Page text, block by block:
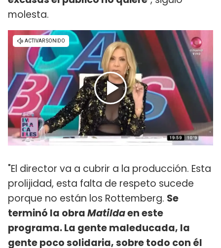
molesta.
"El director va a cubrir a la producción. Esta
prolijidad, esta falta de respeto sucede
porque no están los Rottemberg. Se
terminó la obraMatildaen este
programa. La gente maleducada, la
gente poco solidaria, sobre todo con él